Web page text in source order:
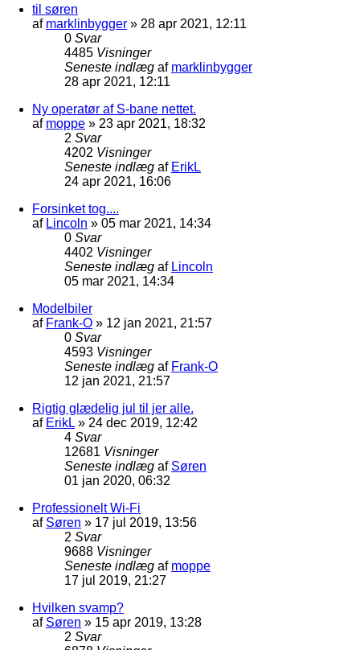
til søren
af marklinbygger » 28 apr 2021, 12:11
0 Svar
4485 Visninger
Seneste indlæg af marklinbygger
28 apr 2021, 12:11
Ny operatør af S-bane nettet.
af moppe » 23 apr 2021, 18:32
2 Svar
4202 Visninger
Seneste indlæg af ErikL
24 apr 2021, 16:06
Forsinket tog....
af Lincoln » 05 mar 2021, 14:34
0 Svar
4402 Visninger
Seneste indlæg af Lincoln
05 mar 2021, 14:34
Modelbiler
af Frank-O » 12 jan 2021, 21:57
0 Svar
4593 Visninger
Seneste indlæg af Frank-O
12 jan 2021, 21:57
Rigtig glædelig jul til jer alle.
af ErikL » 24 dec 2019, 12:42
4 Svar
12681 Visninger
Seneste indlæg af Søren
01 jan 2020, 06:32
Professionelt Wi-Fi
af Søren » 17 jul 2019, 13:56
2 Svar
9688 Visninger
Seneste indlæg af moppe
17 jul 2019, 21:27
Hvilken svamp?
af Søren » 15 apr 2019, 13:28
2 Svar